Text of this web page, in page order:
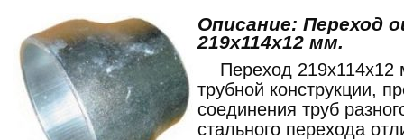
Описание: Переход
219x114x12 мм.
Переход
трубной конструкции,
соединения труб
стального перехода